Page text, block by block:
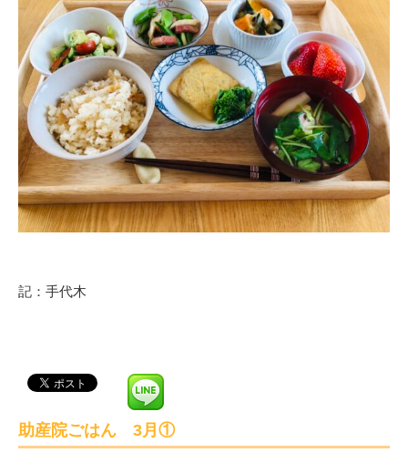
記：手代木
助産院ごはん 3月①